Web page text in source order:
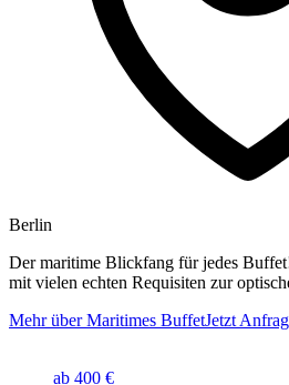
Berlin
Der maritime Blickfang für jedes
mit vielen echten Requisiten zur
Mehr über Maritimes BuffetJetzt
ab 400 €